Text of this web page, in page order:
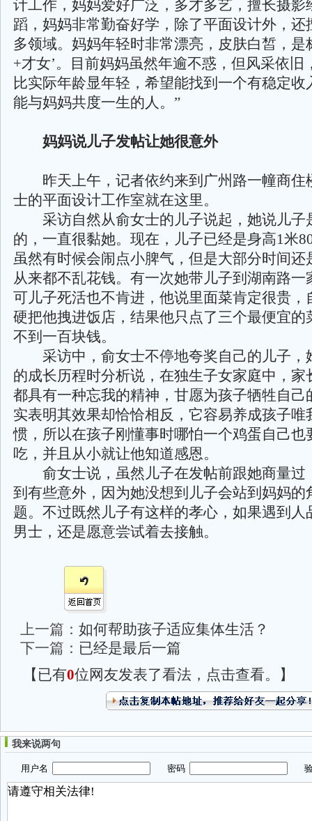
计工作，妈妈爱好广泛，多才多艺，擅长摄影
蹈，妈妈非常勤奋好学，除了平面设计外，还
多领域。妈妈年轻时非常漂亮，皮肤白皙，是
+才女’。目前妈妈虽然年逾不惑，但风采依旧
比实际年龄显年轻，希望能找到一个有稳定收
能与妈妈共度一生的人。”
妈妈说儿子发帖让她很意外
昨天上午，记者依约来到广州路一幢商住
士的平面设计工作室就在这里。
采访自然从俞女士的儿子说起，她说儿子
的，一直很黏她。现在，儿子已经是身高1米
虽然有时候会闹点小脾气，但是大部分时间还
从来都不乱花钱。有一次她带儿子到湖南路一
可儿子死活也不肯进，他说里面菜肯定很贵，
硬把他拽进饭店，结果他只点了三个最便宜的
不到一百块钱。
采访中，俞女士不停地夸奖自己的儿子，
的成长历程时分析说，在独生子女家庭中，家
都具有一种忘我的精神，甘愿为孩子牺牲自己
实表明其效果却恰恰相反，它容易养成孩子唯
惯，所以在孩子刚懂事时哪怕一个鸡蛋自己也
吃，并且从小就让他知道感恩。
俞女士说，虽然儿子在发帖前跟她商量过
到有些意外，因为她没想到儿子会站到妈妈的
题。不过既然儿子有这样的孝心，如果遇到人
男士，还是愿意尝试着去接触。
上一篇： 如何帮助孩子适应集体生活？
下一篇： 已经是最后一篇
【已有0位网友发表了看法，点击查看。】
我来说两句
用户名 密码 验